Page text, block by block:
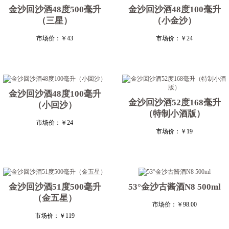
金沙回沙酒48度500毫升
（三星）
市场价： ￥43
金沙回沙酒48度100毫升
（小金沙）
市场价： ￥24
金沙回沙酒48度100毫升
（小回沙）
市场价： ￥24
金沙回沙酒52度168毫升
（特制小酒版）
市场价： ￥19
金沙回沙酒51度500毫升
（金五星）
市场价： ￥119
53°金沙古酱酒N8 500ml
市场价： ￥98.00